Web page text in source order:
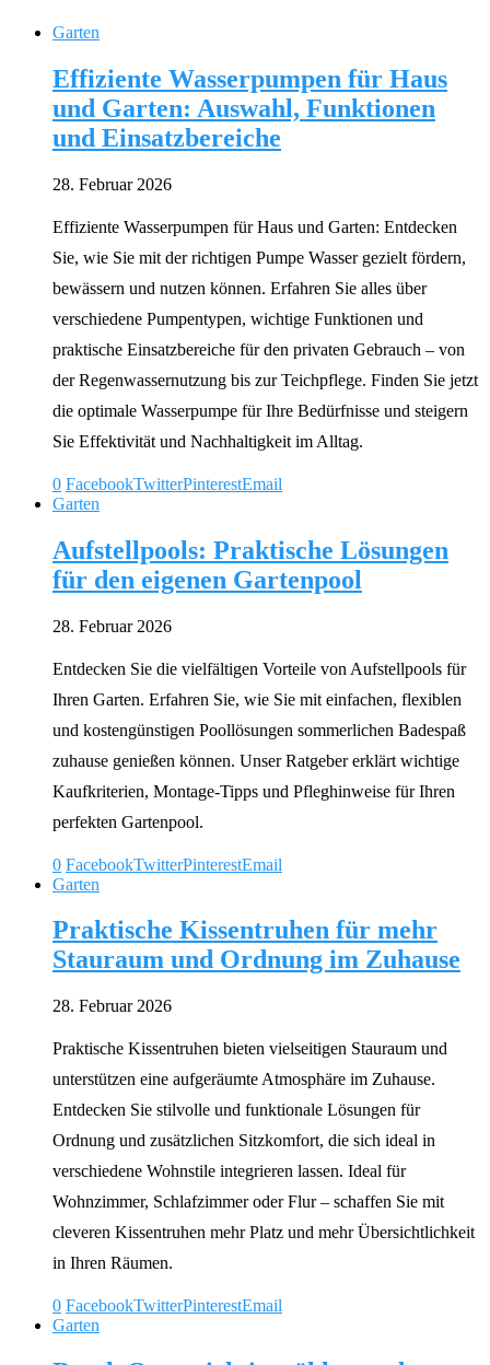
Garten
Effiziente Wasserpumpen für Haus
und Garten: Auswahl, Funktionen
und Einsatzbereiche
28. Februar 2026
Effiziente Wasserpumpen für Haus und Garten: Entdecken
Sie, wie Sie mit der richtigen Pumpe Wasser gezielt fördern,
bewässern und nutzen können. Erfahren Sie alles über
verschiedene Pumpentypen, wichtige Funktionen und
praktische Einsatzbereiche für den privaten Gebrauch – von
der Regenwassernutzung bis zur Teichpflege. Finden Sie jetzt
die optimale Wasserpumpe für Ihre Bedürfnisse und steigern
Sie Effektivität und Nachhaltigkeit im Alltag.
0 FacebookTwitterPinterestEmail
Garten
Aufstellpools: Praktische Lösungen
für den eigenen Gartenpool
28. Februar 2026
Entdecken Sie die vielfältigen Vorteile von Aufstellpools für
Ihren Garten. Erfahren Sie, wie Sie mit einfachen, flexiblen
und kostengünstigen Poollösungen sommerlichen Badespaß
zuhause genießen können. Unser Ratgeber erklärt wichtige
Kaufkriterien, Montage-Tipps und Pfleghinweise für Ihren
perfekten Gartenpool.
0 FacebookTwitterPinterestEmail
Garten
Praktische Kissentruhen für mehr
Stauraum und Ordnung im Zuhause
28. Februar 2026
Praktische Kissentruhen bieten vielseitigen Stauraum und
unterstützen eine aufgeräumte Atmosphäre im Zuhause.
Entdecken Sie stilvolle und funktionale Lösungen für
Ordnung und zusätzlichen Sitzkomfort, die sich ideal in
verschiedene Wohnstile integrieren lassen. Ideal für
Wohnzimmer, Schlafzimmer oder Flur – schaffen Sie mit
cleveren Kissentruhen mehr Platz und mehr Übersichtlichkeit
in Ihren Räumen.
0 FacebookTwitterPinterestEmail
Garten